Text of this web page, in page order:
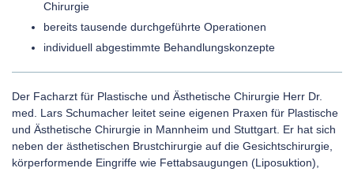
Chirurgie
bereits tausende durchgeführte Operationen
individuell abgestimmte Behandlungskonzepte
Der Facharzt für Plastische und Ästhetische Chirurgie Herr Dr.
med. Lars Schumacher leitet seine eigenen Praxen für Plastische
und Ästhetische Chirurgie in Mannheim und Stuttgart. Er hat sich
neben der ästhetischen Brustchirurgie auf die Gesichtschirurgie,
körperformende Eingriffe wie Fettabsaugungen (Liposuktion),